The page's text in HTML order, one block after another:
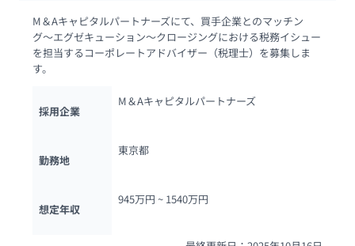
M＆Aキャピタルパートナーズにて、買手企業とのマッチン
グ〜エグゼキューション〜クロージングにおける税務イシュー
を担当するコーポレートアドバイザー（税理士）を募集しま
す。
採用企業
M＆Aキャピタルパートナーズ
勤務地
東京都
想定年収
945万円 ~ 1540万円